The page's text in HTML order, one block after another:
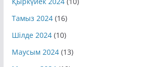
Қыркүйек 2024(10)
Тамыз 2024(16)
Шілде 2024(10)
Маусым 2024(13)